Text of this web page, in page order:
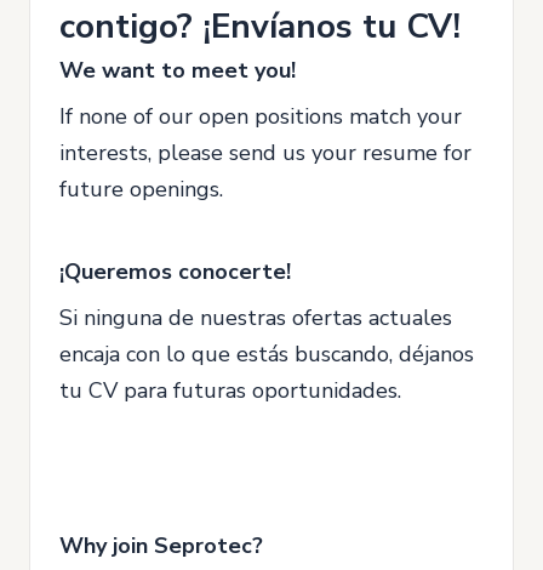
contigo? ¡Envíanos tu CV!
We want to meet you!
If none of our open positions match your
interests, please send us your resume for
future openings.
¡Queremos conocerte!
Si ninguna de nuestras ofertas actuales
encaja con lo que estás buscando, déjanos
tu CV para futuras oportunidades.
Why join Seprotec?